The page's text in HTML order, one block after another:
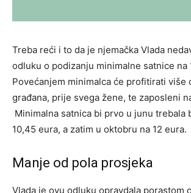
Treba reći i to da je njemačka Vlada
odluku o podizanju minimalne satnice na
Povećanjem minimalca će profitirati više
građana, prije svega žene, te zaposleni
Minimalna satnica bi prvo u junu trebala
10,45 eura, a zatim u oktobru na 12 eura.
Manje od pola prosjeka
Vlada je ovu odluku opravdala porastom